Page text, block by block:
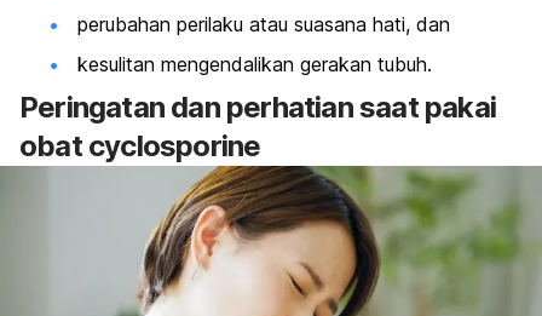
perubahan perilaku atau suasana hati, dan
kesulitan mengendalikan gerakan tubuh.
Peringatan dan perhatian saat pakai
obatcyclosporine